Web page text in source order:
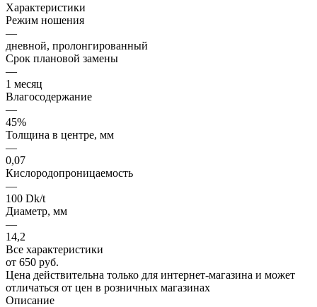
Характеристики
Режим ношения
—
дневной, пролонгированный
Срок плановой замены
—
1 месяц
Влагосодержание
—
45%
Толщина в центре, мм
—
0,07
Кислородопроницаемость
—
100 Dk/t
Диаметр, мм
—
14,2
Все характеристики
от 650 руб.
Цена действительна только для интернет-магазина и может
отличаться от цен в розничных магазинах
Описание